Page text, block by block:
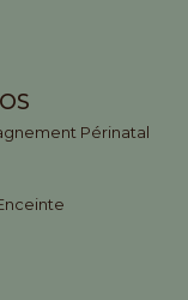
Périnatal